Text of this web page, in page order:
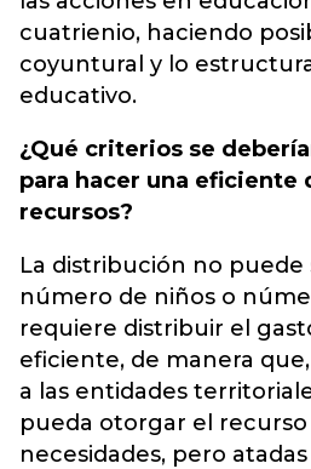
cuatrienio, haciendo
coyuntural y lo
educativo.
¿Qué criterios se
para hacer una
recursos?
La distribución no puede
número de niños o
requiere distribuir el
eficiente, de manera
a las entidades
pueda otorgar el
necesidades, pero atadas